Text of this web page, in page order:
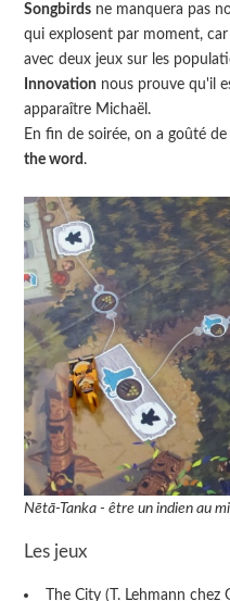
Songbirds ne manquera pas
qui explosent par moment,
avec deux jeux sur les
Innovation nous prouve qu'il
apparaître Michaël.
En fin de soirée, on a goûté
the word .
Nētā-Tanka - être un indien au
Les jeux
The City (T. Lehmann chez